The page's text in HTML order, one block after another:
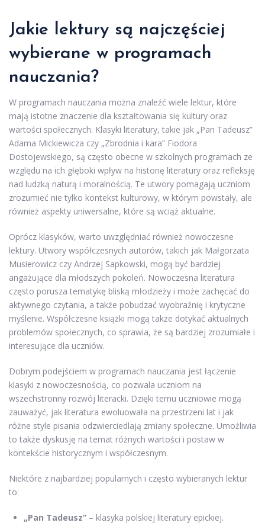
Jakie lektury są najczęściej
wybierane w programach
nauczania?
W programach nauczania można znaleźć wiele lektur, które
mają istotne znaczenie dla kształtowania się kultury oraz
wartości społecznych. Klasyki literatury, takie jak „Pan Tadeusz”
Adama Mickiewicza czy „Zbrodnia i kara” Fiodora
Dostojewskiego, są często obecne w szkolnych programach ze
względu na ich głęboki wpływ na historię literatury oraz refleksję
nad ludzką naturą i moralnością. Te utwory pomagają uczniom
zrozumieć nie tylko kontekst kulturowy, w którym powstały, ale
również aspekty uniwersalne, które są wciąż aktualne.
Oprócz klasyków, warto uwzględniać również nowoczesne
lektury. Utwory współczesnych autorów, takich jak Małgorzata
Musierowicz czy Andrzej Sapkowski, mogą być bardziej
angażujące dla młodszych pokoleń. Nowoczesna literatura
często porusza tematykę bliską młodzieży i może zachęcać do
aktywnego czytania, a także pobudzać wyobraźnię i krytyczne
myślenie. Współczesne książki mogą także dotykać aktualnych
problemów społecznych, co sprawia, że są bardziej zrozumiałe i
interesujące dla uczniów.
Dobrym podejściem w programach nauczania jest łączenie
klasyki z nowoczesnością, co pozwala uczniom na
wszechstronny rozwój literacki. Dzięki temu uczniowie mogą
zauważyć, jak literatura ewoluowała na przestrzeni lat i jak
różne style pisania odzwierciedlają zmiany społeczne. Umożliwia
to także dyskusję na temat różnych wartości i postaw w
kontekście historycznym i współczesnym.
Niektóre z najbardziej popularnych i często wybieranych lektur
to:
„Pan Tadeusz” – klasyka polskiej literatury epickiej.